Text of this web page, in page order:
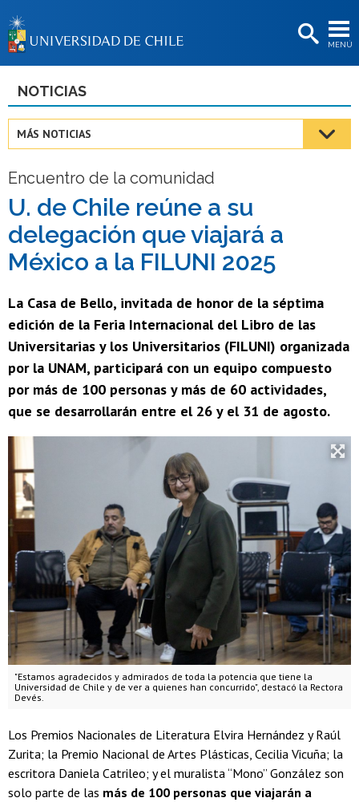
MENÚ
BIBLIOTECAS
Estudiantes
Académicas/os
Funcionarias/os
Egresadas/os
NOTICIAS
MÁS NOTICIAS
Encuentro de la comunidad
U. de Chile reúne a su
delegación que viajará a
México a la FILUNI 2025
La Casa de Bello, invitada de honor de la séptima
edición de la Feria Internacional del Libro de las
Universitarias y los Universitarios (FILUNI) organizada
por la UNAM, participará con un equipo compuesto
por más de 100 personas y más de 60 actividades,
que se desarrollarán entre el 26 y el 31 de agosto.
"Estamos agradecidos y admirados de toda la potencia que tiene la
Universidad de Chile y de ver a quienes han concurrido", destacó la Rectora
Devés.
Los Premios Nacionales de Literatura Elvira Hernández y Raúl
Zurita; la Premio Nacional de Artes Plásticas, Cecilia Vicuña; la
escritora Daniela Catrileo; y el muralista “Mono” González son
solo parte de las más de 100 personas que viajarán a